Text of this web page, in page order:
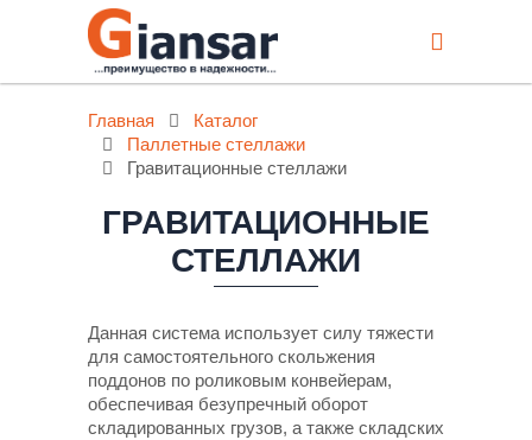
Главная
Каталог
Паллетные стеллажи
Гравитационные стеллажи
ГРАВИТАЦИОННЫЕ
СТЕЛЛАЖИ
Данная система использует силу тяжести
для самостоятельного скольжения
поддонов по роликовым конвейерам,
обеспечивая безупречный оборот
складированных грузов, а также складских